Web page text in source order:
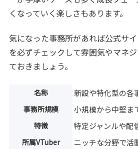
くなっていく楽しさもあります。
気になった事務所があれば公式サ
を必ずチェックして雰囲気やマネ
ておきましょう。
名称 新設や特化型の各
事務所規模 小規模から中堅ま
特徴 特定ジャンルや配
所属VTuber ニッチな分野で活